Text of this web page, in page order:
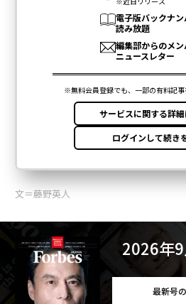
文＝藤野英人
2026年
最新号